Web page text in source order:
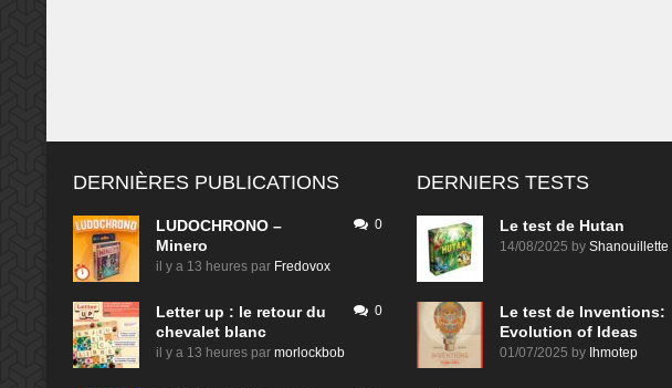
DERNIÈRES PUBLICATIONS
LUDOCHRONO –
Minero
il y a 13 heures par Fredovox
0
Letter up : le retour du
chevalet blanc
il y a 13 heures par morlockbob
0
DERNIERS TESTS
Le test de Hutan
14/08/2025 by Shanouillette
Le test de Inventions:
Evolution of Ideas
01/07/2025 by Ihmotep